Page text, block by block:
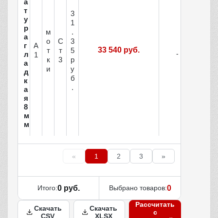
а
т
у
р
а
г
л
а
д
к
а
я
8
м
м
А
1
м
о
т
к
и
С
т
3
3
1
.
3
5
р
у
б
.
33 540 руб.
« 1 2 3 »
Итого:0 руб. Выбрано товаров:0
Скачать
CSV
Скачать
XLSX
Рассчитать
с